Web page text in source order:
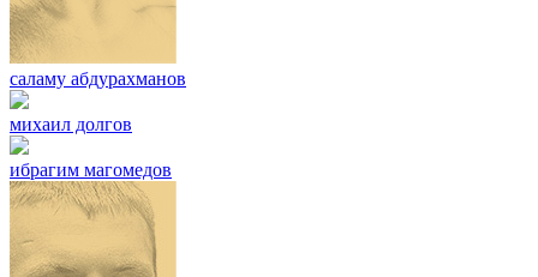
саламу абдурахманов
михаил долгов
ибрагим магомедов